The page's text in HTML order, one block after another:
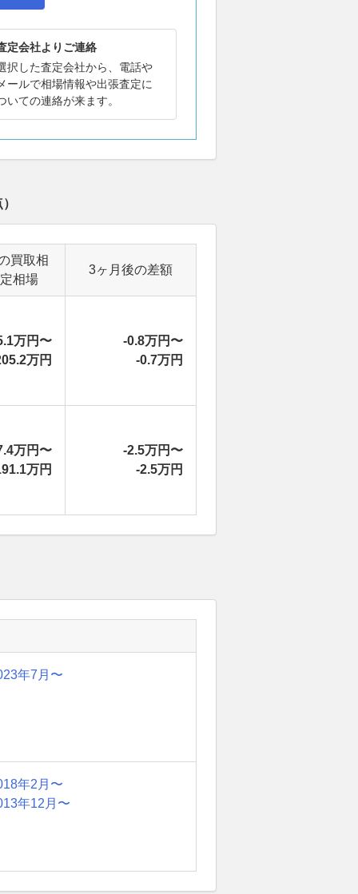
定会社よりご連絡
択した査定会社から、電話や
ールで相場情報や出張査定に
いての連絡が来ます。
買取相
相場
3ヶ月後の差額
万円〜
万円
-0.8万円〜
-0.7万円
万円〜
万円
-2.5万円〜
-2.5万円
年7月〜
年2月〜
年12月〜